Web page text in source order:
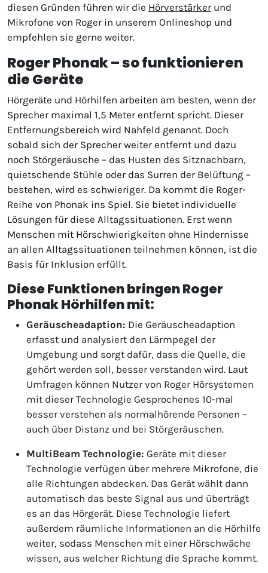
diesen Gründen führen wir die Hörverstärkerund
Mikrofone von Roger in unserem Onlineshop und
empfehlen sie gerne weiter.
Roger Phonak – so funktionieren
die Geräte
Hörgeräte und Hörhilfen arbeiten am besten, wenn der
Sprecher maximal 1,5 Meter entfernt spricht. Dieser
Entfernungsbereich wird Nahfeld genannt. Doch
sobald sich der Sprecher weiter entfernt und dazu
noch Störgeräusche – das Husten des Sitznachbarn,
quietschende Stühle oder das Surren der Belüftung –
bestehen, wird es schwieriger. Da kommt die Roger-
Reihe von Phonak ins Spiel. Sie bietet individuelle
Lösungen für diese Alltagssituationen. Erst wenn
Menschen mit Hörschwierigkeiten ohne Hindernisse
an allen Alltagssituationen teilnehmen können, ist die
Basis für Inklusion erfüllt.
Diese Funktionen bringen Roger
Phonak Hörhilfen mit:
Geräuscheadaption: Die Geräuscheadaption
erfasst und analysiert den Lärmpegel der
Umgebung und sorgt dafür, dass die Quelle, die
gehört werden soll, besser verstanden wird. Laut
Umfragen können Nutzer von Roger Hörsystemen
mit dieser Technologie Gesprochenes 10-mal
besser verstehen als normalhörende Personen –
auch über Distanz und bei Störgeräuschen.
MultiBeam Technologie: Geräte mit dieser
Technologie verfügen über mehrere Mikrofone, die
alle Richtungen abdecken. Das Gerät wählt dann
automatisch das beste Signal aus und überträgt
es an das Hörgerät. Diese Technologie liefert
außerdem räumliche Informationen an die Hörhilfe
weiter, sodass Menschen mit einer Hörschwäche
wissen, aus welcher Richtung die Sprache kommt.